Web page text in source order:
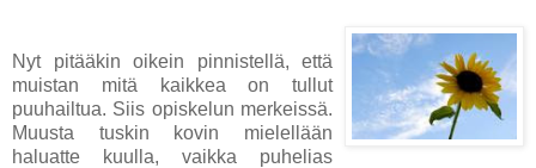
Nyt pitääkin oikein pinnistellä, että
muistan mitä kaikkea on tullut
puuhailtua. Siis opiskelun merkeissä.
Muusta tuskin kovin mielellään
haluatte kuulla, vaikka puhelias